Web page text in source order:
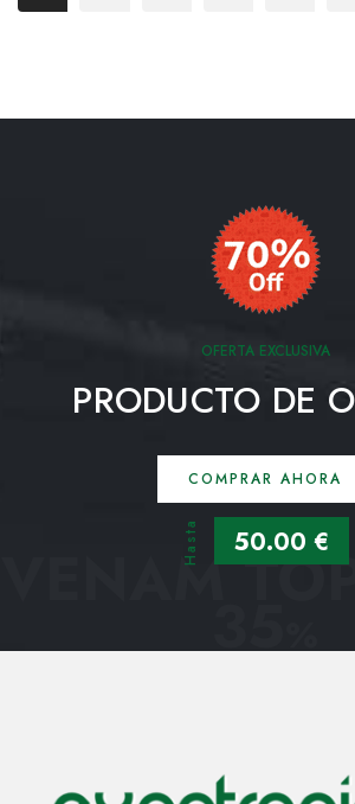
OFERTA EXCLUSIVA
PRODUCTO DE
COMPRAR AHORA
Hasta 50.00 €
VENAM
35